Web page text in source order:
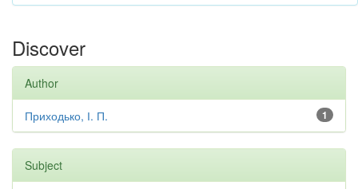
Discover
Author
1
Приходько, І. П.
Subject